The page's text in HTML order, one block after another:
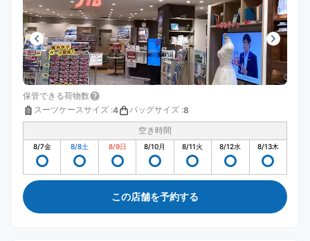
保管できる荷物数
スーツケースサイズ :4 バッグサイズ :8
空き時間
8/7金 8/8土 8/9日 8/10月 8/11火 8/12水 8/13木
この店舗を予約する